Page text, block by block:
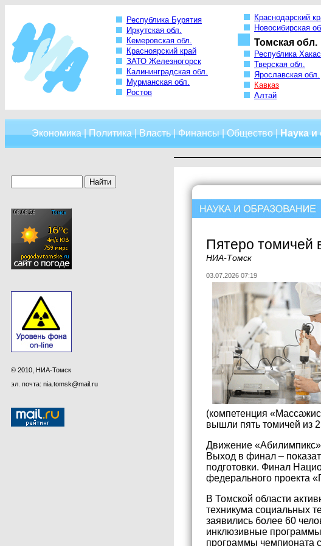
Республика Бурятия
Иркутская обл.
Кемеровская обл.
Красноярский край
ЗАТО Железногорск
Калининградская обл.
Мурманская обл.
Ростов
Краснодарский
Новосибирская
Томская обл.
Республика
Тверская обл.
Ярославская обл.
Кавказ
Алтай
Экономика|Политика|Власть|Финансы|Общество|Наука и
© 2010, НИА-Томск
эл. почта: nia.tomsk@mail.ru
Пятеро томичей
НИА-Томск
03.07.2026 07:19
(компетенция
вышли пять томичей из
Движение «Абилимпикс»
Выход в финал –
подготовки. Финал
федерального проекта
В Томской области
техникума социальных
заявились более 60
инклюзивные
программы чемпионата